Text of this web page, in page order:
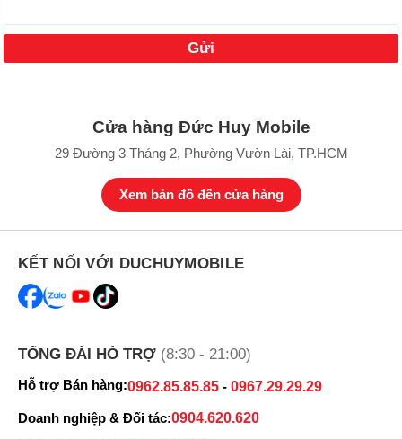
Cửa hàng Đức Huy Mobile
29 Đường 3 Tháng 2, Phường Vườn Lài, TP.HCM
Xem bản đồ đến cửa hàng
KẾT NỐI VỚI DUCHUYMOBILE
TỔNG ĐÀI HỖ TRỢ (8:30 - 21:00)
Hỗ trợ Bán hàng:0962.85.85.85 - 0967.29.29.29
Doanh nghiệp & Đối tác:0904.620.620